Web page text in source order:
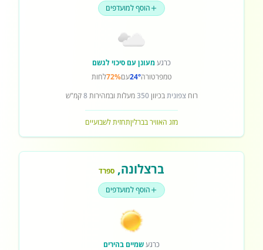
הוסף למועדפים
כרגעמעונן עם סיכוי לגשם
טמפרטורה24°עם72%לחות
רוחצפוניתבכיוון350מעלות ובמהירות8קמ"ש
מזג האוויר בברליןתחזית לשבועיים
ברצלונה, ספרד
הוסף למועדפים
כרגעשמיים בהירים